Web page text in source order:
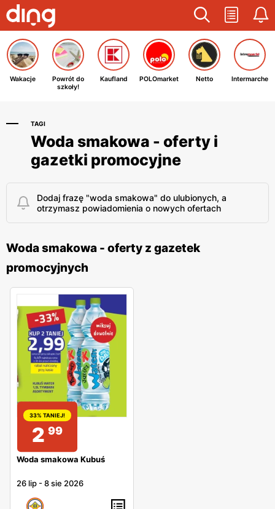
Wakacje
Powrót do
szkoły!
Kaufland POLOmarket Netto Intermarche
TAGI
Woda smakowa - oferty i
gazetki promocyjne
Dodaj frazę "woda smakowa" do ulubionych, a
otrzymasz powiadomienia o nowych ofertach
Woda smakowa - oferty z gazetek
promocyjnych
33% TANIEJ!
2 99
Woda smakowa Kubuś
26 lip -8 sie 2026